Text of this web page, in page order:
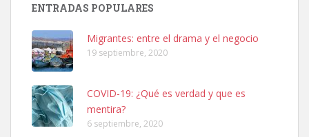
Leales.org » Gran Canaria
ENTRADAS POPULARES
Migrantes: entre el drama y el negocio
19 septiembre, 2020
COVID-19: ¿Qué es verdad y que es
mentira?
6 septiembre, 2020